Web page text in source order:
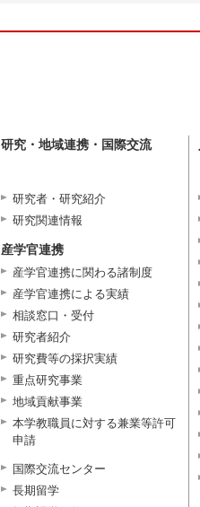
研究・地域連携・国際交流
研究者・研究紹介
研究関連情報
産学官連携
産学官連携に関わる諸制度
産学官連携による実績
相談窓口・受付
研究者紹介
研究費等の採択実績
重点研究事業
地域貢献事業
本学教職員に対する兼業等許可
申請
国際交流センター
長期留学